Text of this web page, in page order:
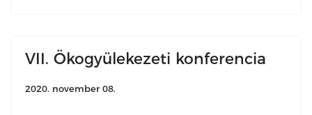
VII. Ökogyülekezeti konferencia
2020. november 08.